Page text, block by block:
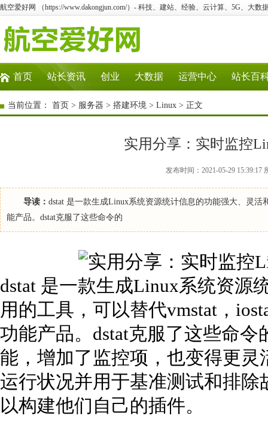
航空爱好网 （https://www.dakongjun.com/）- 科技、建站、经验、云计算、5G、大数
首页 站长资讯 创业 大数据 运营中心 站长百
当前位置： 首页 > 服务器 > 搭建环境 > Linux > 正文
实用分享：实时监控
发布时间：2021-05-29
导读： dstat 是一款生成Linux系统资源统计信息的功能强大、灵活
能产品。dstat克服了这些命令的
dstat 是一款生成Linux系统资源
用的工具，可以替代vmstat，
功能产品。dstat克服了这些命
能，增加了监控项，也变得更灵
运行状况并用于基准测试和排除
以构建他们自己的插件。